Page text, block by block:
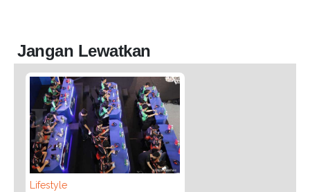
Jangan Lewatkan
Lifestyle